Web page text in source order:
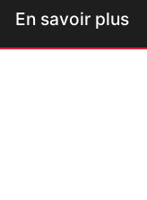
En savoir plus